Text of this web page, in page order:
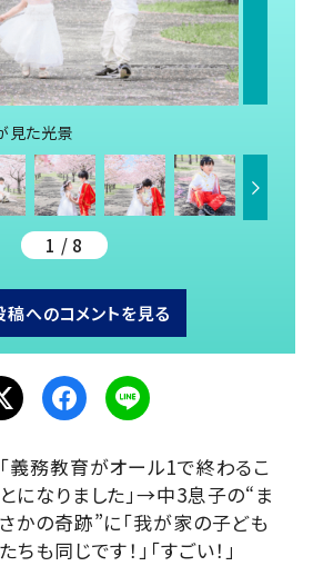
見た光景
1 / 8
稿へのコメントを見る
「義務教育がオール1で終わるこ
とになりました」→中3息子の“ま
さかの奇跡”に「我が家の子ども
たちも同じです！」「すごい！」